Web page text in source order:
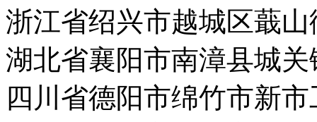
浙江省绍兴市越城区蕺
湖北省襄阳市南漳县城
四川省德阳市绵竹市新